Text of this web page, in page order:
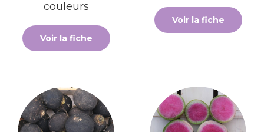
couleurs
Voir la fiche
Voir la fiche